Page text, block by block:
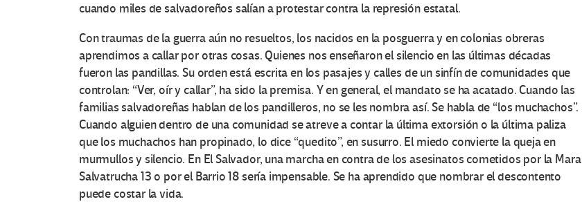
cuando miles de salvadoreños salían a protestar contra la represión estatal.
Con traumas de la guerra aún no resueltos, los nacidos en la posguerra y en colonias obreras
aprendimos a callar por otras cosas. Quienes nos enseñaron el silencio en las últimas décadas
fueron las pandillas. Su orden está escrita en los pasajes y calles de un sinfín de comunidades que
controlan: “Ver, oír y callar”, ha sido la premisa. Y en general, el mandato se ha acatado. Cuando las
familias salvadoreñas hablan de los pandilleros, no se les nombra así. Se habla de “los muchachos”.
Cuando alguien dentro de una comunidad se atreve a contar la última extorsión o la última paliza
que los muchachos han propinado, lo dice “quedito”, en susurro. El miedo convierte la queja en
murmullos y silencio. En El Salvador, una marcha en contra de los asesinatos cometidos por la Mara
Salvatrucha 13 o por el Barrio 18 sería impensable. Se ha aprendido que nombrar el descontento
puede costar la vida.